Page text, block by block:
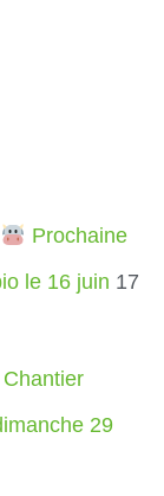
Prochaine
le 16 juin 17
Chantier
29